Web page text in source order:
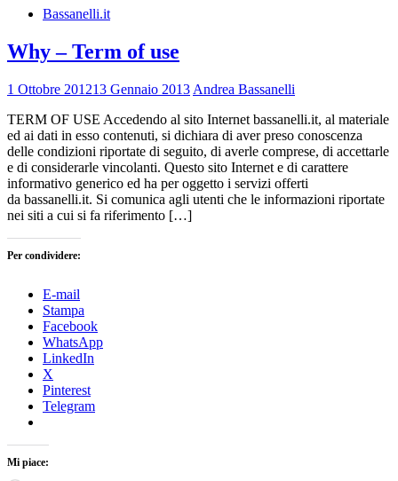
Bassanelli.it
Why – Term of use
1 Ottobre 201213 Gennaio 2013 Andrea Bassanelli
TERM OF USE Accedendo al sito Internet bassanelli.it, al materiale
ed ai dati in esso contenuti, si dichiara di aver preso conoscenza
delle condizioni riportate di seguito, di averle comprese, di accettarle
e di considerarle vincolanti. Questo sito Internet e di carattere
informativo generico ed ha per oggetto i servizi offerti
da bassanelli.it. Si comunica agli utenti che le informazioni riportate
nei siti a cui si fa riferimento […]
Per condividere:
E-mail
Stampa
Facebook
WhatsApp
LinkedIn
X
Pinterest
Telegram
Mi piace: